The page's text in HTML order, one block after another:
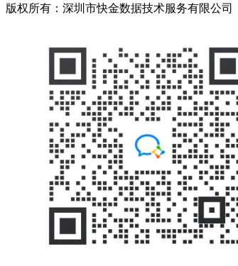
版权所有：深圳市快金数据技术服务有限公司